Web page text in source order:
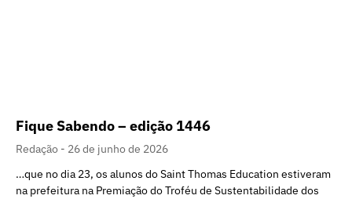
Fique Sabendo – edição 1446
Redação
26 de junho de 2026
…que no dia 23, os alunos do Saint Thomas Education estiveram
na prefeitura na Premiação do Troféu de Sustentabilidade dos